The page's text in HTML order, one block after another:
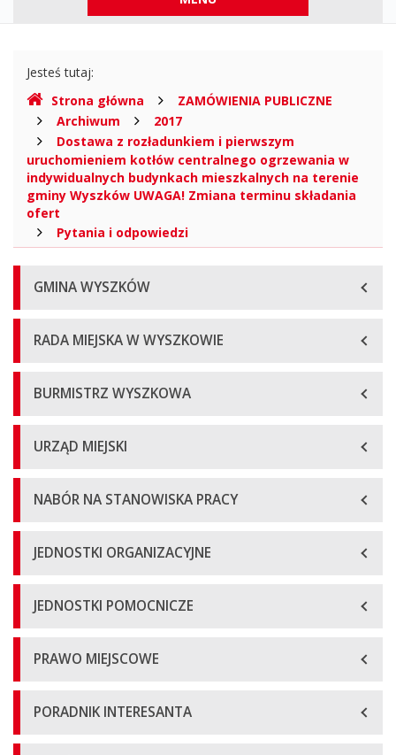
Gdzie
jesteśmy
Jesteś tutaj:
Strona główna
ZAMÓWIENIA PUBLICZNE
Archiwum
2017
Dostawa z rozładunkiem i pierwszym
uruchomieniem kotłów centralnego ogrzewania w
indywidualnych budynkach mieszkalnych na terenie
gminy Wyszków UWAGA! Zmiana terminu składania
ofert
Pytania i odpowiedzi
Menu
główne
GMINA WYSZKÓW
RADA MIEJSKA W WYSZKOWIE
BURMISTRZ WYSZKOWA
URZĄD MIEJSKI
NABÓR NA STANOWISKA PRACY
JEDNOSTKI ORGANIZACYJNE
JEDNOSTKI POMOCNICZE
PRAWO MIEJSCOWE
PORADNIK INTERESANTA